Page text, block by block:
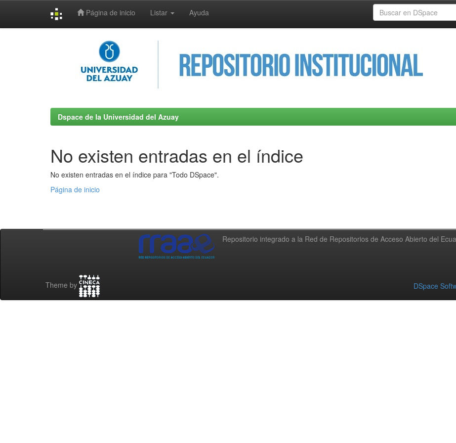
Página de inicio Listar Ayuda
Dspace de la Universidad del Azuay
No existen entradas en el índice
No existen entradas en el índice para "Todo DSpace".
Página de inicio
Repositorio integrado a la Red de Repositorios de Acceso Abierto del
Theme by DSpace